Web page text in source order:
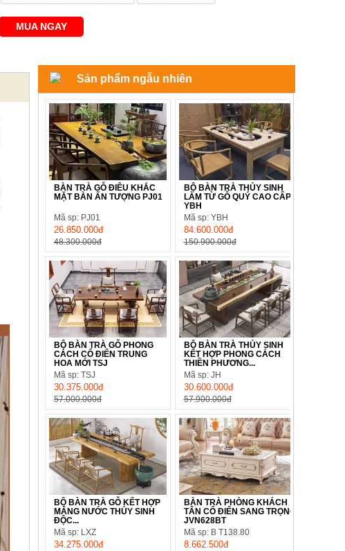
MUA NGAY
Sản phẩm ngẫu nhiên
BÀN TRÀ GỖ ĐIÊU KHẮC
MẶT BÀN ẤN TƯỢNG PJ01
Mã sp: PJ01
26.850.000đ
48.300.000đ
BỘ BÀN TRÀ THỦY SINH
LÀM TỪ GỖ QUÝ CAO CẤP
YBH
Mã sp: YBH
84.600.000đ
150.900.000đ
BỘ BÀN TRÀ GỖ PHONG
CÁCH CỔ ĐIỂN TRUNG
HOA MỚI TSJ
Mã sp: TSJ
30.375.000đ
57.000.000đ
BỘ BÀN TRÀ THỦY SINH
KẾT HỢP PHONG CÁCH
THIỀN PHƯƠNG...
Mã sp: JH
30.600.000đ
57.900.000đ
BỘ BÀN TRÀ GỖ KẾT HỢP
MÁNG NƯỚC THỦY SINH
ĐỘC...
Mã sp: LXZ
34.275.000đ
BÀN TRÀ PHÒNG KHÁCH
TÂN CỔ ĐIỂN SANG TRỌNG
JVN628BT
Mã sp: B T138.80
8.662.500đ